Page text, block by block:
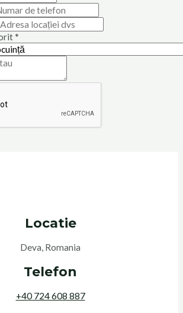
*
Locatie
Deva, Romania
Telefon
+40 724 608 887